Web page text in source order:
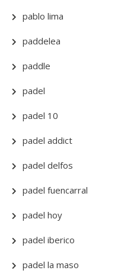
pablo lima
paddelea
paddle
padel
padel 10
padel addict
padel delfos
padel fuencarral
padel hoy
padel iberico
padel la maso